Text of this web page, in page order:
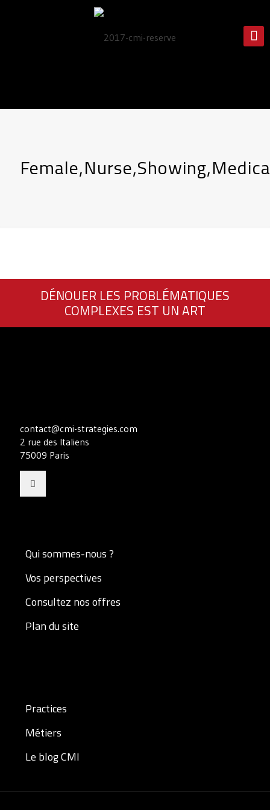
DÉNOUER LES PROBLÉMATIQUES
COMPLEXES EST UN ART
contact@cmi-strategies.com
2 rue des Italiens
75009 Paris
Qui sommes-nous ?
Vos perspectives
Consultez nos offres
Plan du site
Practices
Métiers
Le blog CMI